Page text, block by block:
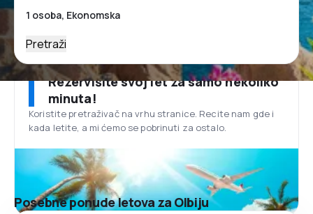
Pretraži
Rezervišite svoj let za samo nekoliko
minuta!
Koristite pretraživač na vrhu stranice. Recite nam gde i
kada letite, a mi ćemo se pobrinuti za ostalo.
Posebne ponude letova za Olbiju